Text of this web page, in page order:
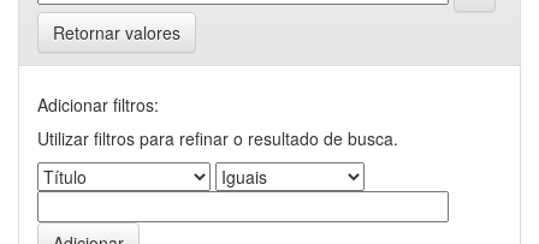
Retornar valores
Adicionar filtros:
Utilizar filtros para refinar o resultado de busca.